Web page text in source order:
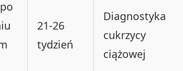
21-26
tydzień
Diagnostyka
cukrzycy
ciążowej